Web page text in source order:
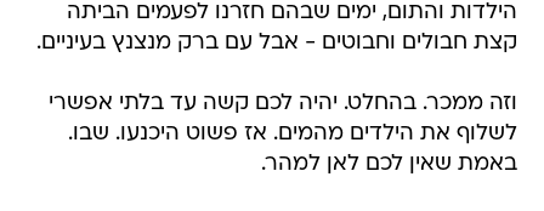
הילדות והתום, ימים שבהם חזרנו לפעמים הביתה
קצת חבולים וחבוטים - אבל עם ברק מנצנץ בעיניים.
וזה ממכר. בהחלט. יהיה לכם קשה עד בלתי אפשרי
לשלוף את הילדים מהמים. אז פשוט היכנעו. שבו.
באמת שאין לכם לאן למהר.